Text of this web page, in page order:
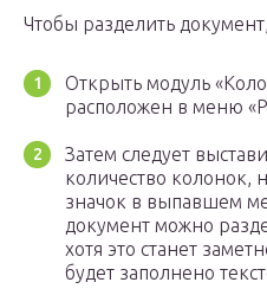
Чтобы разделить
Открыть модуль
расположен в меню
Затем следует
количество колонок,
значок в выпавшем
документ можно
хотя это станет
будет заполнено